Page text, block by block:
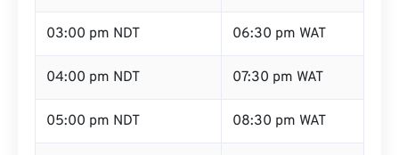
03:00 pm NDT 06:30 pm WAT
04:00 pm NDT 07:30 pm WAT
05:00 pm NDT 08:30 pm WAT